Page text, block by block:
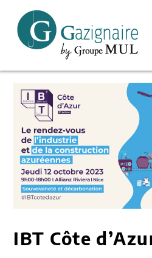
IBT Côte